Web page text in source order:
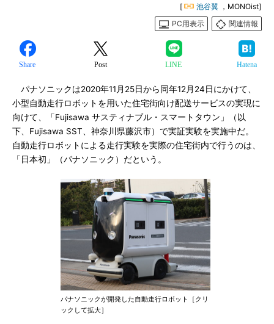
[ 池谷翼 ，MONOist]
PC用表示
関連情報
Share Post LINE Hatena
パナソニックは2020年11月25日から同年12月24日にかけて、
小型自動走行ロボットを用いた住宅街向け配送サービスの実現に
向けて、「Fujisawa サスティナブル・スマートタウン」（以
下、Fujisawa SST、神奈川県藤沢市）で実証実験を実施中だ。
自動走行ロボットによる走行実験を実際の住宅街内で行うのは、
「日本初」（パナソニック）だという。
パナソニックが開発した自動走行ロボット［クリ
ックして拡大］